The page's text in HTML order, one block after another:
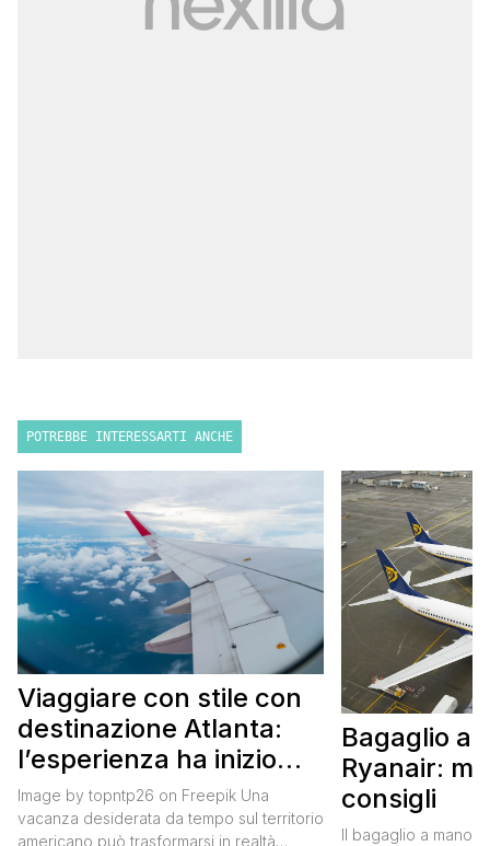
POTREBBE INTERESSARTI ANCHE
Viaggiare con stile con
destinazione Atlanta:
l’esperienza ha inizio
con un volo Air France
Image by topntp26 on Freepik Una
vacanza desiderata da tempo sul territorio
americano può trasformarsi in realtà
Bagaglio a
Ryanair:
consigli
Il bagaglio a mano